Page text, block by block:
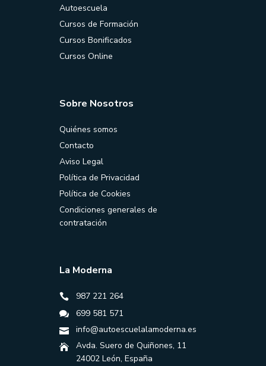
Autoescuela
Cursos de Formación
Cursos Bonificados
Cursos Online
Sobre Nosotros
Quiénes somos
Contacto
Aviso Legal
Política de Privacidad
Política de Cookies
Condiciones generales de
contratación
La Moderna
987 221 264
699 581 571
info@autoescuelalamoderna.es
Avda. Suero de Quiñones, 11
24002 León, España